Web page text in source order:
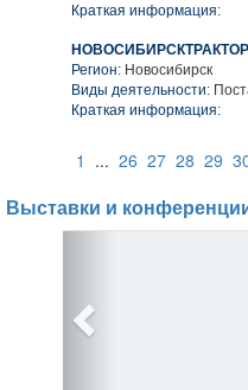
Краткая информация:
Регион: Новосибирск
Виды деятельности:
Краткая информация:
1 ... 26 27 28 29
Выставки и